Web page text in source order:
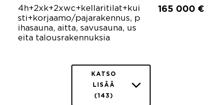
4h+2xk+2xwc+kellaritilat+kui
sti+korjaamo/pajarakennus, p
ihasauna, aitta, savusauna, us
eita talousrakennuksia
165 000 €
KATSO
LISÄÄ
(143)